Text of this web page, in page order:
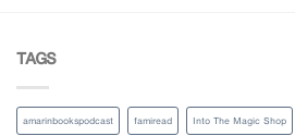
TAGS
amarinbookspodcast famiread Into The Magic Shop